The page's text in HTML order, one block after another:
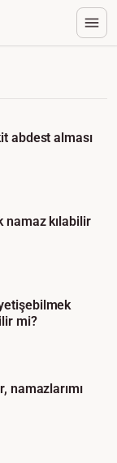
abdest alması
kılabilir
mi?
namazlarımı